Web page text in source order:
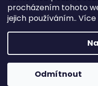
procházením tohoto
jejich používáním..
Odmítnout
Vítejte v nově otevřeném
Klubový web
Copyright 2026